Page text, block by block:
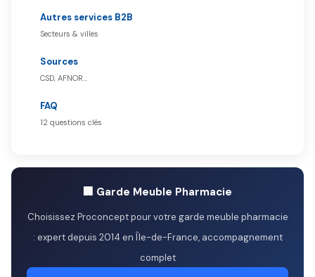
Autres services B2B
Secteurs & villes
Sources
CSD, AFNOR…
FAQ
12 questions clés
🏢 Garde Meuble Pharmacie
Choisissez Proconcept pour votre garde meuble pharmacie
: expert depuis 2014 en Île-de-France, accompagnement
complet